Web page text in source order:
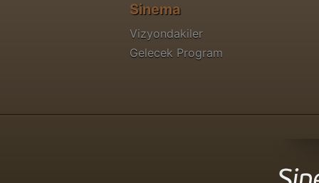
Sinema
Vizyondakiler
Gelecek Program